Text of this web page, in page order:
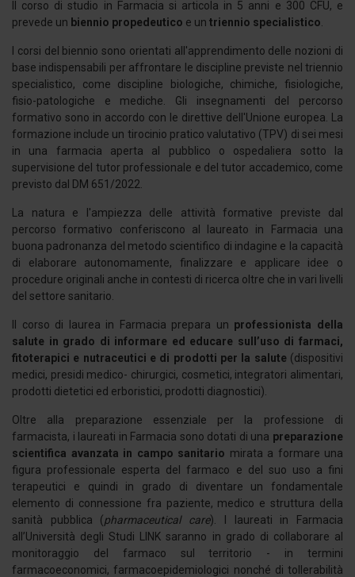
Il corso di studio in Farmacia si articola in 5 anni e 300 CFU, e
prevede un biennio propedeutico e un triennio specialistico
I corsi del biennio sono orientati all'apprendimento delle nozioni di
base indispensabili per affrontare le discipline previste nel triennio
specialistico, come discipline biologiche, chimiche, fisiologiche,
fisio-patologiche e mediche. Gli insegnamenti del percorso
formativo sono in accordo con le direttive dell'Unione europea. La
formazione include un tirocinio pratico valutativo (TPV) di sei mesi
in una farmacia aperta al pubblico o ospedaliera sotto la
supervisione del tutor professionale e del tutor accademico, come
previsto dal DM 651/2022.
La natura e l'ampiezza delle attività formative previste dal
percorso formativo conferiscono al laureato in Farmacia una
buona padronanza del metodo scientifico di indagine e la capacità
di elaborare autonomamente, finalizzare e applicare idee o
procedure originali anche in contesti di ricerca oltre che in vari livelli
del settore sanitario.
Il corso di laurea in Farmacia prepara un professionista della
salute in grado di informare ed educare sull’uso di farmaci,
fitoterapici e nutraceutici e di prodotti per la salute (dispositivi
medici, presidi medico- chirurgici, cosmetici, integratori alimentari,
prodotti dietetici ed erboristici, prodotti diagnostici).
Oltre alla preparazione essenziale per la professione di
farmacista, i laureati in Farmacia sono dotati di una preparazione
scientifica avanzata in campo sanitario mirata a formare una
figura professionale esperta del farmaco e del suo uso a fini
terapeutici e quindi in grado di diventare un fondamentale
elemento di connessione fra paziente, medico e struttura della
sanità pubblica (pharmaceutical care). I laureati in Farmacia
all’Università degli Studi LINK saranno in grado di collaborare al
monitoraggio del farmaco sul territorio - in termini
farmacoeconomici, farmacoepidemiologici nonché di tollerabilità